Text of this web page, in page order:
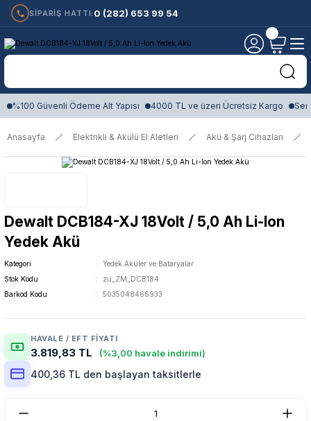
SİPARİŞ HATTI: 0 (282) 653 99 54
%100 Güvenli Ödeme Alt Yapısı 4000 TL ve üzeri Ücretsiz Kargo
Anasayfa Elektrikli & Akülü El Aletleri Akü & Şarj Cihazları
Dewalt DCB184-XJ 18Volt / 5,0 Ah Li-Ion
Yedek Akü
Kategori
Yedek Aküler ve Bataryalar
Stok Kodu
zu_ZM_DCB184
Barkod Kodu
5035048466933
HAVALE / EFT FIYATI
3.819,83 TL (%3,00 havale indirimi)
400,36 TL den başlayan taksitlerle